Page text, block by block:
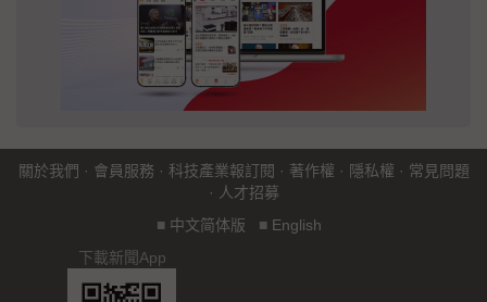
關於我們 · 會員服務 · 科技產業報訂閱 · 著作權 · 隱私權 · 常見問題
· 人才招募
■ 中文简体版 ■ English
下載新聞App